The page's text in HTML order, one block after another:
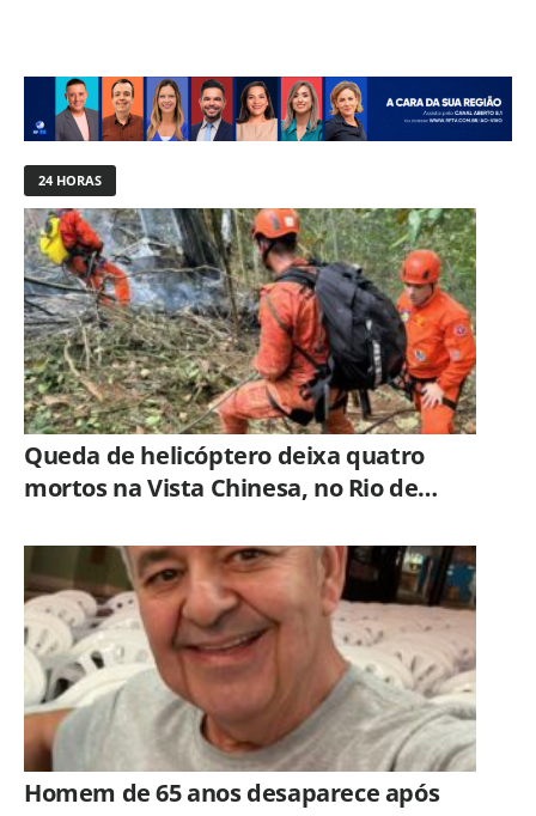
24 HORAS
Queda de helicóptero deixa quatro
mortos na Vista Chinesa, no Rio de
Homem de 65 anos desaparece após